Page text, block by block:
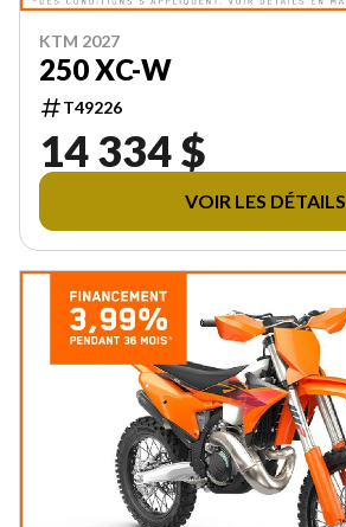
KTM 2027
250 XC-W
T49226
14 334 $
VOIR LES DÉTAILS